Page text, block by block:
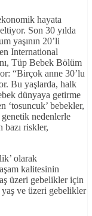
hayata
Son 30 yılda
yaşının 20’li
International
Tüp Bebek Bölüm
“Birçok anne 30’lu
Bu yaşlarda, halk
dünyaya getirme
‘tosuncuk’ bebekler,
genetik nedenlerle
bazı riskler,
olarak
kalitesinin
üzeri gebelikler için
yaş ve üzeri gebelikler